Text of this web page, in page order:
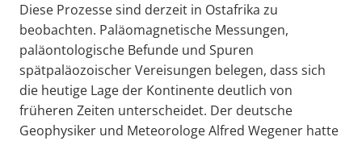
Diese Prozesse sind derzeit in Ostafrika zu
beobachten. Paläomagnetische Messungen,
paläontologische Befunde und Spuren
spätpaläozoischer Vereisungen belegen, dass sich
die heutige Lage der Kontinente deutlich von
früheren Zeiten unterscheidet. Der deutsche
Geophysiker und Meteorologe Alfred Wegener hatte